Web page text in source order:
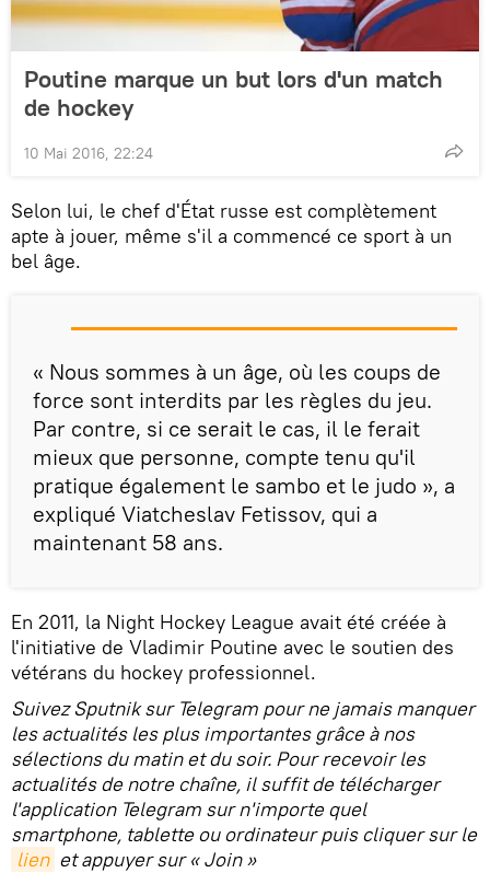
Poutine marque un but lors d'un match
de hockey
10 Mai 2016, 22:24
Selon lui, le chef d'État russe est complètement
apte à jouer, même s'il a commencé ce sport à un
bel âge.
« Nous sommes à un âge, où les coups de
force sont interdits par les règles du jeu.
Par contre, si ce serait le cas, il le ferait
mieux que personne, compte tenu qu'il
pratique également le sambo et le judo », a
expliqué Viatcheslav Fetissov, qui a
maintenant 58 ans.
En 2011, la Night Hockey League avait été créée à
l'initiative de Vladimir Poutine avec le soutien des
vétérans du hockey professionnel.
Suivez Sputnik sur Telegram pour ne jamais manquer
les actualités les plus importantes grâce à nos
sélections du matin et du soir. Pour recevoir les
actualités de notre chaîne, il suffit de télécharger
l'application Telegram sur n'importe quel
smartphone, tablette ou ordinateur puis cliquer sur le
lien et appuyer sur « Join »